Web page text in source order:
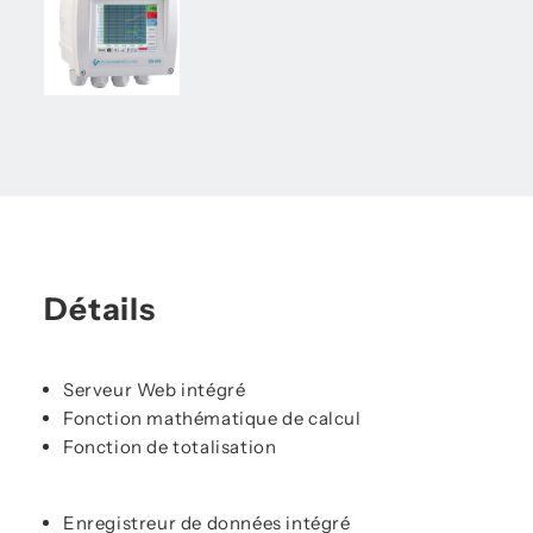
Détails
Serveur Web intégré
Fonction mathématique de calcul
Fonction de totalisation
Enregistreur de données intégré